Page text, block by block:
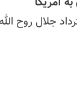
جلال روح